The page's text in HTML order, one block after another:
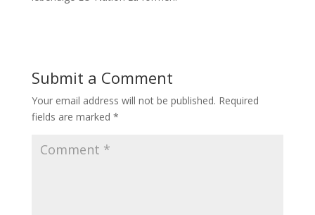
Submit a Comment
Your email address will not be published. Required
fields are marked *